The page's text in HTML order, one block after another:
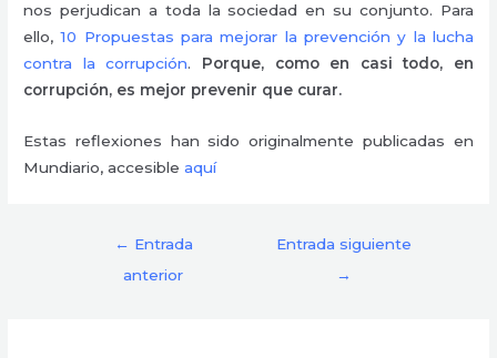
nos perjudican a toda la sociedad en su conjunto. Para
ello,10 Propuestas para mejorar la prevención y la lucha
contra la corrupción. Porque, como en casi todo, en
corrupción, es mejor prevenir que curar.
Estas reflexiones han sido originalmente publicadas en
Mundiario, accesibleaquí
← Entrada
anterior
Entrada siguiente
→